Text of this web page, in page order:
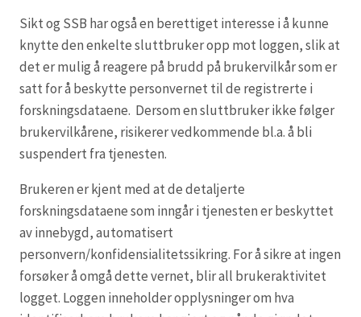
Sikt og SSB har også en berettiget interesse i å kunne
knytte den enkelte sluttbruker opp mot loggen, slik at
det er mulig å reagere på brudd på brukervilkår som er
satt for å beskytte personvernet til de registrerte i
forskningsdataene. Dersom en sluttbruker ikke følger
brukervilkårene, risikerer vedkommende bl.a. å bli
suspendert fra tjenesten.
Brukeren er kjent med at de detaljerte
forskningsdataene som inngår i tjenesten er beskyttet
av innebygd, automatisert
personvern/konfidensialitetssikring. For å sikre at ingen
forsøker å omgå dette vernet, blir all brukeraktivitet
logget. Loggen inneholder opplysninger om hva